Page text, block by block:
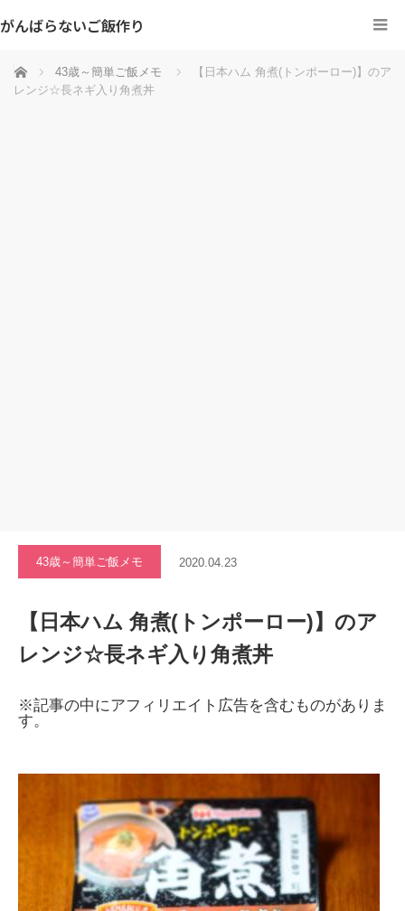
がんばらないご飯作り
ホーム 43歳～簡単ご飯メモ
【日本ハム 角煮(トンポーロー)】のア
レンジ☆長ネギ入り角煮丼
43歳～簡単ご飯メモ 2020.04.23
【日本ハム 角煮(トンポーロー)】のア
レンジ☆長ネギ入り角煮丼
※記事の中にアフィリエイト広告を含むものがありま
す。